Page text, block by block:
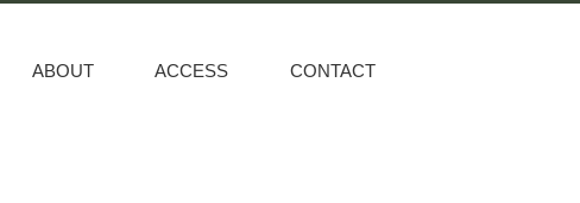
ABOUT ACCESS CONTACT